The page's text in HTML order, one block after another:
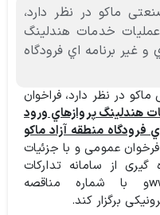
ماکو در نظر دارد،
خدمات هندلينگ
و غير برنامه اي فرودگاه
در نظر دارد، فراخوان
هندلينگ پروازهاي ورود
فرودگاه منطقه آزاد ماكو
عمومی و با جزئیات
از سامانه تدارکات
برگزار کند.